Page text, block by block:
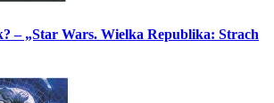
– „Star Wars. Wielka Republika: Strach